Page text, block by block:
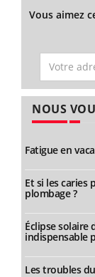
Vous aimez
NOUS
Fatigue en
Et si les
plombage ?
Éclipse solaire
indispensable
Les troubles